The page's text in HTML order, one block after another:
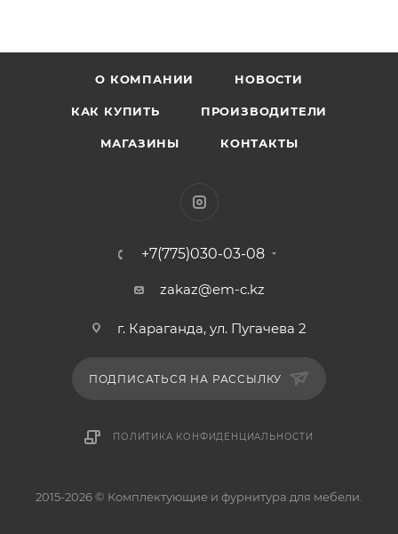
О КОМПАНИИ НОВОСТИ
КАК КУПИТЬ ПРОИЗВОДИТЕЛИ
МАГАЗИНЫ КОНТАКТЫ
+7(775)030-03-08
zakaz@em-c.kz
г. Караганда, ул. Пугачева 2
ПОДПИСАТЬСЯ НА РАССЫЛКУ
ПОЛИТИКА КОНФИДЕНЦИАЛЬНОСТИ
2015-2026 © Комплектующие и фурнитура для мебели.